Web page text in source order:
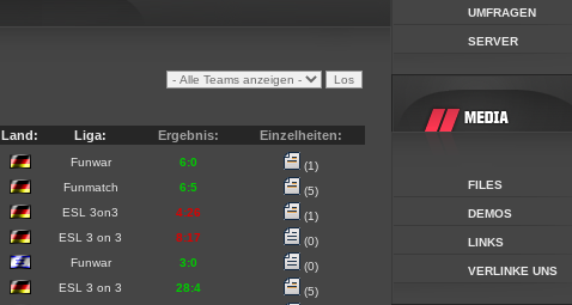
Land: Liga: Ergebnis: Einzelheiten:
Funwar 6:0
(1)
Funmatch 6:5
(5)
ESL 3on3 4:26
(1)
ESL 3 on 3 8:17
(0)
Funwar 3:0
(0)
ESL 3 on 3 28:4
(5)
UMFRAGEN
SERVER
FILES
DEMOS
LINKS
VERLINKE UNS